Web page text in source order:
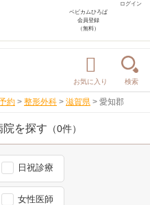
ログイン
ベビカムひろば
会員登録
（無料）
お気に入り 検索
約 > 整形外科 > 滋賀県 > 愛知郡
院を探す （0件）
日祝診療
女性医師